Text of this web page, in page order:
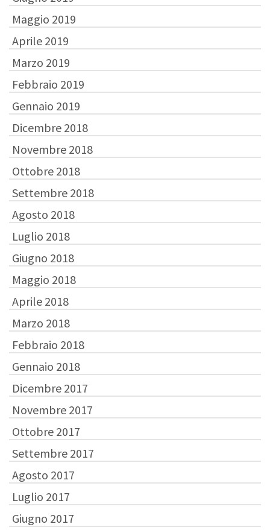
Maggio 2019
Aprile 2019
Marzo 2019
Febbraio 2019
Gennaio 2019
Dicembre 2018
Novembre 2018
Ottobre 2018
Settembre 2018
Agosto 2018
Luglio 2018
Giugno 2018
Maggio 2018
Aprile 2018
Marzo 2018
Febbraio 2018
Gennaio 2018
Dicembre 2017
Novembre 2017
Ottobre 2017
Settembre 2017
Agosto 2017
Luglio 2017
Giugno 2017